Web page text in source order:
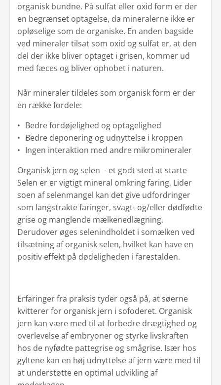
organisk bundne. På sulfat eller oxid form er der
en begrænset optagelse, da mineralerne ikke er
opløselige som de organiske. En anden bagside
ved mineraler tilsat som oxid og sulfat er, at den
del der ikke bliver optaget i grisen, kommer ud
med fæces og bliver ophobet i naturen.
Når mineraler tildeles som organisk form er der
en række fordele:
Bedre fordøjelighed og optagelighed
Bedre deponering og udnyttelse i kroppen
Ingen interaktion med andre mikromineraler
Organisk jern og selen - et godt sted at starte
Selen er er vigtigt mineral omkring faring. Lider
soen af selenmangel kan det give udfordringer
som langstrakte faringer, svagt- og/eller dødfødte
grise og manglende mælkenedlægning.
Derudover øges selenindholdet i somælken ved
tilsætning af organisk selen, hvilket kan have en
positiv effekt på dødeligheden i farestalden.
Erfaringer fra praksis tyder også på, at søerne
kvitterer for organisk jern i sofoderet. Organisk
jern kan være med til at forbedre drægtighed og
overlevelse af embryoner og styrke livskraften
hos de nyfødte pattegrise og smågrise. Især hos
gyltene kan en høj udnyttelse af jern være med til
at understøtte en optimal udvikling af